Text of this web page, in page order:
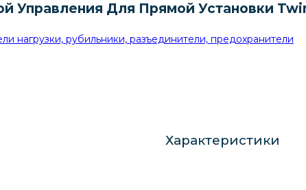
Управления Для Прямой Установки
нагрузки, рубильники, разъединители, предохранители
Характеристики